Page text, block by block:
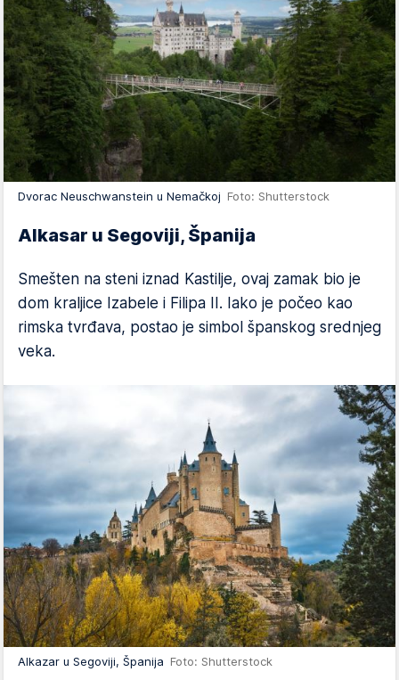
Dvorac Neuschwanstein u Nemačkoj Foto: Shutterstock
Alkasar u Segoviji, Španija
Smešten na steni iznad Kastilje, ovaj zamak bio je
dom kraljice Izabele i Filipa II. Iako je počeo kao
rimska tvrđava, postao je simbol španskog srednjeg
veka.
Alkazar u Segoviji, Španija Foto: Shutterstock